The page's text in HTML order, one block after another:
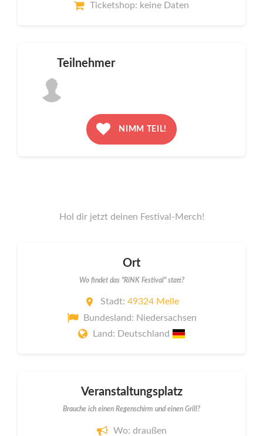
Ticketshop: keine Daten
Teilnehmer
NIMM TEIL!
Hol dir jetzt deinen Festival-Merch!
Ort
Wo findet das "RiNK Festival" statt?
Stadt: 49324 Melle
Bundesland: Niedersachsen
Land: Deutschland
Veranstaltungsplatz
Brauche ich einen Regenschirm und einen Grill?
Wo: draußen